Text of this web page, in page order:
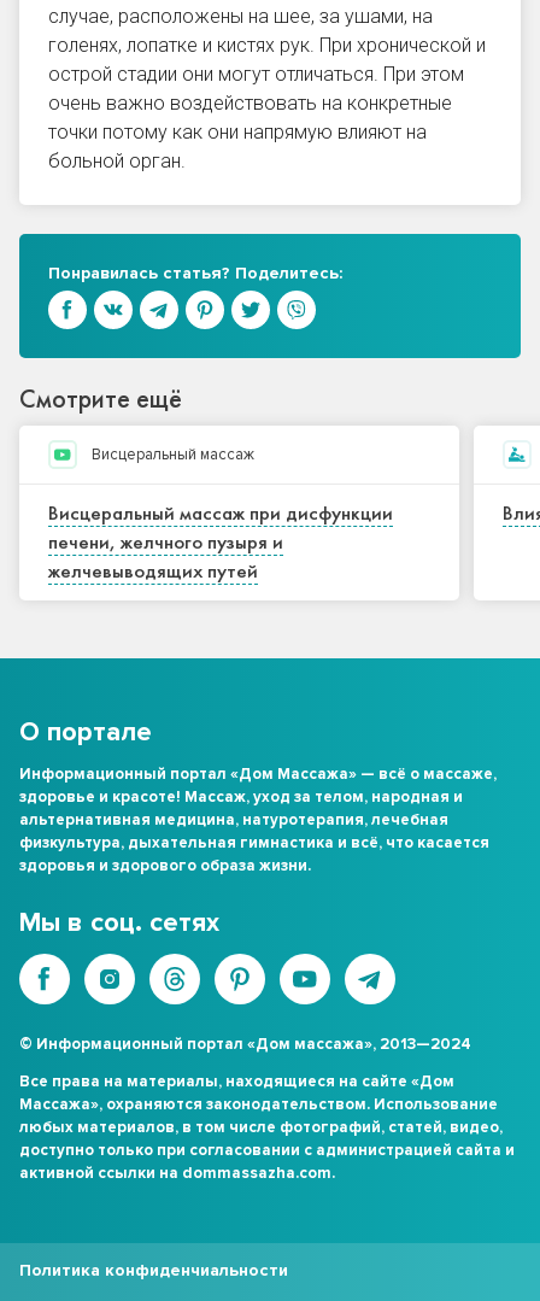
случае, расположены на шее, за ушами, на
голенях, лопатке и кистях рук. При хронической и
острой стадии они могут отличаться. При этом
очень важно воздействовать на конкретные
точки потому как они напрямую влияют на
больной орган.
Понравилась статья? Поделитесь:
Смотрите ещё
Висцеральный массаж
Висцеральный массаж при дисфункции
печени, желчного пузыря и
желчевыводящих путей
О портале
Информационный портал «Дом Массажа» — всё о массаже,
здоровье и красоте! Массаж, уход за телом, народная и
альтернативная медицина, натуротерапия, лечебная
физкультура, дыхательная гимнастика и всё, что касается
здоровья и здорового образа жизни.
Мы в соц. сетях
© Информационный портал «Дом массажа», 2013—2024
Все права на материалы, находящиеся на сайте «Дом
Массажа», охраняются законодательством. Использование
любых материалов, в том числе фотографий, статей, видео,
доступно только при согласовании с администрацией сайта и
активной ссылки на dommassazha.com.
Политика конфиденчиальности